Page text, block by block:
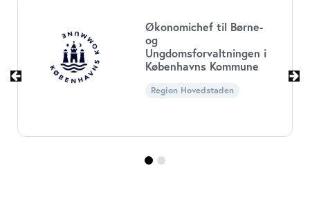
Økonomichef til Børne-
og
Ungdomsforvaltningen i
Københavns Kommune
Region Hovedstaden